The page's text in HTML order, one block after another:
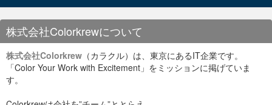
かも所在地が岩本町⇔秋葉原という近さ。
お会いしてみると、OKR (Objective/Key Result) を取り入れて
いるところや、多国籍で仲の良く、充実した社内制度も似てい
て、なんだか他人な気がしませんでした！
なにかの運命でしょうか。
ゴーリストさんはHR業界の知見、データマイニングをはじめ
とした独自の技術力、高いデザイン力を活かして複数のデータ
集計・分析サービスを運営されています。
デザイン・スプリントとは、アメリカのGV (Google Ventures)
が提唱するデザイン・シンキングのフレームワーク。 約7名の
チームを結成し、 月曜日〜金曜日の5日間集中で、課題の抽
出〜試作品を使ったユーザーインタビューまでおこないます。
Google 5Days Design Sprintとも言われ、Slack・UBER・
Saviokeなどのテクノロジー企業から、ブルーボトルコーヒー
などのB2C企業まで、欧米のスタートアップを中心に広まって
いる手法です。
さて私自身、Androidアプリデベロッパーですのでその視点か
ら面白かったものを拾ってみます。
株式会社Colorkrewについて
株式会社Colorkrew （カラクル）は、東京にあるIT企業です。
「Color Your Work with Excitement」をミッションに掲げていま
す。